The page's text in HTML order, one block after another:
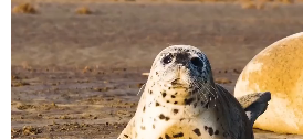
科技 科创
书画
访谈 视频